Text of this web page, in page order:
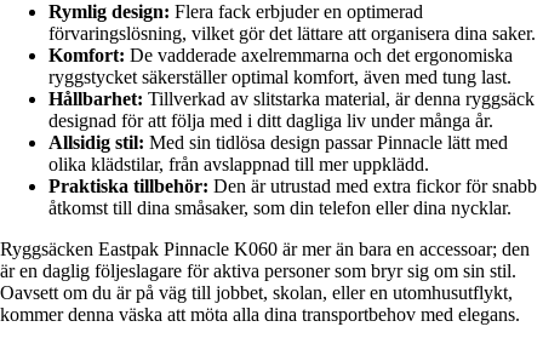
Rymlig design: Flera fack erbjuder en optimerad
förvaringslösning, vilket gör det lättare att organisera dina saker.
Komfort: De vadderade axelremmarna och det ergonomiska
ryggstycket säkerställer optimal komfort, även med tung last.
Hållbarhet: Tillverkad av slitstarka material, är denna ryggsäck
designad för att följa med i ditt dagliga liv under många år.
Allsidig stil: Med sin tidlösa design passar Pinnacle lätt med
olika klädstilar, från avslappnad till mer uppklädd.
Praktiska tillbehör: Den är utrustad med extra fickor för snabb
åtkomst till dina småsaker, som din telefon eller dina nycklar.
Ryggsäcken Eastpak Pinnacle K060 är mer än bara en accessoar; den
är en daglig följeslagare för aktiva personer som bryr sig om sin stil.
Oavsett om du är på väg till jobbet, skolan, eller en utomhusutflykt,
kommer denna väska att möta alla dina transportbehov med elegans.